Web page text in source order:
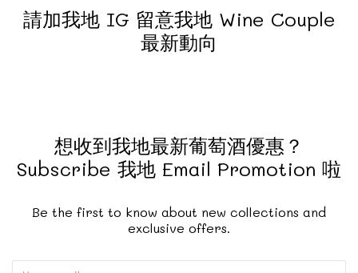
請加我地 IG 留意我地 Wine Couple
最新動向
想收到我地最新葡萄酒優惠？
Subscribe 我地 Email Promotion 啦
Be the first to know about new collections and
exclusive offers.